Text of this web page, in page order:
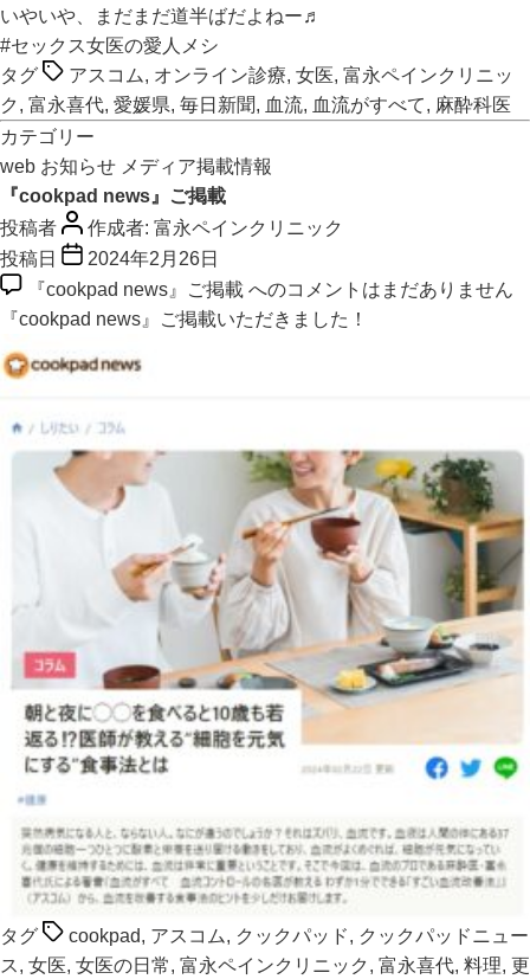
いやいや、まだまだ道半ばだよねー♬
#セックス女医の愛人メシ
タグ
アスコム, オンライン診療, 女医, 富永ペインクリニッ
ク , 富永喜代, 愛媛県, 毎日新聞, 血流, 血流がすべて, 麻酔科医
カテゴリー
web お知らせ メディア掲載情報
『cookpad news』ご掲載
投稿者
作成者: 富永ペインクリニック
投稿日
2024年2月26日
『cookpad news』ご掲載 へのコメントはまだありません
『cookpad news』
ご掲載いただきました！
タグ cookpad, アスコム, クックパッド, クックパッドニュー
ス, 女医, 女医の日常, 富永ペインクリニック , 富永喜代, 料理, 更